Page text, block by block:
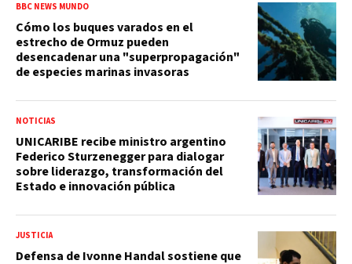
BBC NEWS MUNDO
Cómo los buques varados en el
estrecho de Ormuz pueden
desencadenar una "superpropagación"
de especies marinas invasoras
NOTICIAS
UNICARIBE recibe ministro argentino
Federico Sturzenegger para dialogar
sobre liderazgo, transformación del
Estado e innovación pública
JUSTICIA
Defensa de Ivonne Handal sostiene que